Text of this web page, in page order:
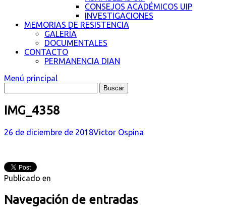
CONSEJOS ACADÉMICOS UIP
INVESTIGACIONES
MEMORIAS DE RESISTENCIA
GALERÍA
DOCUMENTALES
CONTACTO
PERMANENCIA DIAN
Menú principal
IMG_4358
26 de diciembre de 2018Victor Ospina
Publicado en
Navegación de entradas